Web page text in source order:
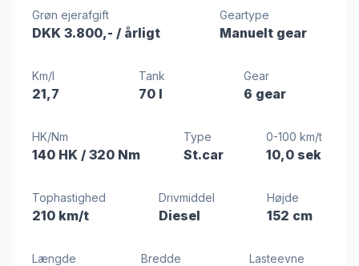
Grøn ejerafgift
DKK 3.800,- / årligt
Geartype
Manuelt gear
Km/l
21,7
Tank
70 l
Gear
6 gear
HK/Nm
140 HK / 320 Nm
Type
St.car
0-100 km/t
10,0 sek
Tophastighed
210 km/t
Drivmiddel
Diesel
Højde
152 cm
Længde Bredde Lasteevne